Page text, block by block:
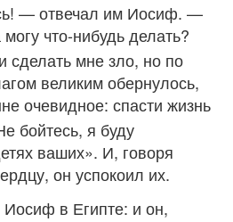
— отвечал им Иосиф. —
что-нибудь делать?
мне зло, но по
великим обернулось,
очевидное: спасти жизнь
бойтесь, я буду
ваших». И, говоря
он успокоил их.
Иосиф в Египте: и он,